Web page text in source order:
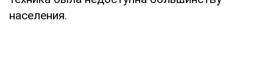
населения.